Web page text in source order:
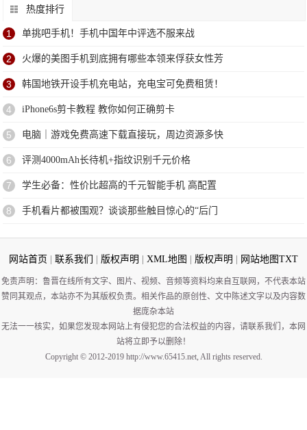
热度排行
1 单挑吧手机！手机中国年中评选不服来战
2 火爆的美图手机到底拥有哪些本领来俘获女性芳
3 韩国地铁开设手机充电站，充电宝可免费租赁！
4 iPhone6s剪卡教程 教你如何正确剪卡
5 电脑｜游戏免费高速下载直接玩，周边资源多快
6 评测4000mAh长待机+指纹识别千元价格
7 学生必备：性价比超高的千元智能手机 高配置
8 手机看片都被围观？谈谈那些触目惊心的“后门
网站首页 联系我们 版权声明 XML地图 版权声明 网站地图TXT
免责声明：鲁晋在线所有文字、图片、视频、音频等资料均来自互联网，不代表本站
赞同其观点，本站亦不为其版权负责。相关作品的原创性、文中陈述文字以及内容数
据庞杂本站
无法一一核实，如果您发现本网站上有侵犯您的合法权益的内容，请联系我们，本网
站将立即予以删除！
Copyright © 2012-2019 http://www.65415.net, All rights reserved.